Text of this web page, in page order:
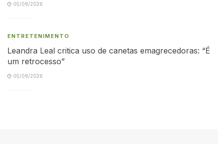
05/08/2026
ENTRETENIMENTO
Leandra Leal critica uso de canetas emagrecedoras: “É
um retrocesso”
05/08/2026